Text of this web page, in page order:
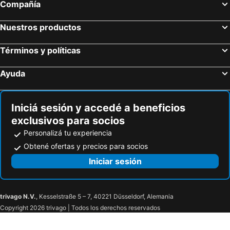
Compañía
Nuestros productos
Términos y políticas
Ayuda
Iniciá sesión y accedé a beneficios
exclusivos para socios
Personalizá tu experiencia
Obtené ofertas y precios para socios
Iniciar sesión
trivago N.V., Kesselstraße 5 – 7, 40221 Düsseldorf, Alemania
Copyright 2026 trivago | Todos los derechos reservados